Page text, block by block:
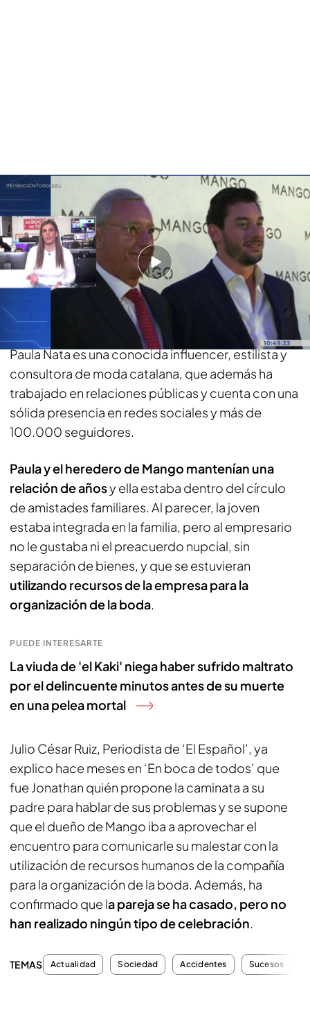
Sospechan que el hijo del fundador de Mango podría haberle empujado:
“Él organizó la ruta dos días antes”
PUEDE INTERESARTE
Susana Díaz, sobre la comparecencia de
Zapatero: "Está dando la cara y respondiendo a
todo desde el minuto uno"
¿Quién es Paula Nata?
Paula Nata es una conocida influencer, estilista y
consultora de moda catalana, que además ha
trabajado en relaciones públicas y cuenta con una
sólida presencia en redes sociales y más de
100.000 seguidores.
Paula y el heredero de Mango mantenían una
relación de añosy ella estaba dentro del círculo
de amistades familiares. Al parecer, la joven
estaba integrada en la familia, pero al empresario
no le gustaba ni el preacuerdo nupcial, sin
separación de bienes, y que se estuvieran
utilizando recursos de la empresa para la
organización de la boda.
PUEDE INTERESARTE
La viuda de 'el Kaki' niega haber sufrido maltrato
por el delincuente minutos antes de su muerte
en una pelea mortal
Julio César Ruiz, Periodista de ‘El Español’, ya
explico hace meses en ‘En boca de todos’ que
fue Jonathan quién propone la caminata a su
padre para hablar de sus problemas y se supone
que el dueño de Mango iba a aprovechar el
encuentro para comunicarle su malestar con la
utilización de recursos humanos de la compañía
para la organización de la boda. Además, ha
confirmado que la pareja se ha casado, pero no
han realizado ningún tipo de celebración.
TEMAS Actualidad Sociedad Accidentes Sucesos